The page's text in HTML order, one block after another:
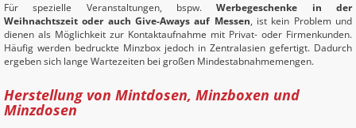
Für spezielle Veranstaltungen, bspw.Werbegeschenke in der
Weihnachtszeit oder auch Give-Aways auf Messen, ist kein Problem und
dienen als Möglichkeit zur Kontaktaufnahme mit Privat- oder Firmenkunden.
Häufig werden bedruckte Minzbox jedoch in Zentralasien gefertigt. Dadurch
ergeben sich lange Wartezeiten bei großen Mindestabnahmemengen.
Herstellung von Mintdosen, Minzboxen und
Minzdosen